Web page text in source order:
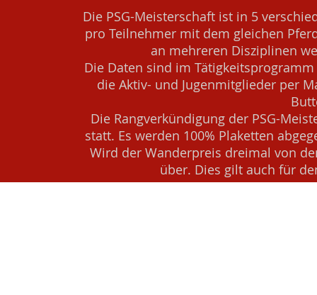
Die PSG-Meisterschaft ist in 5
pro Teilnehmer mit dem gleichen
an mehreren Disziplinen
Die Daten sind im
die Aktiv- und Jugenmitglieder per
Die Rangverkündigung der PSG-
statt. Es werden 100% Plaketten
Wird der Wanderpreis dreimal von
über. Dies gilt auch für